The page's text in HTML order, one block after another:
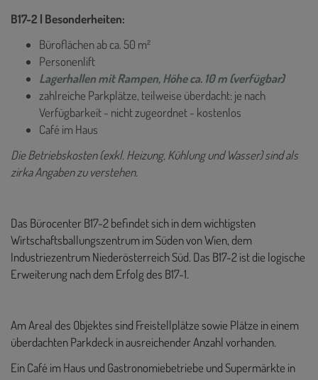
B17-2 | Besonderheiten:
Büroflächen ab ca. 50 m²
Personenlift
Lagerhallen mit Rampen, Höhe ca. 10 m (verfügbar)
zahlreiche Parkplätze, teilweise überdacht: je nach
Verfügbarkeit - nicht zugeordnet - kostenlos
Café im Haus
Die Betriebskosten (exkl. Heizung, Kühlung und Wasser) sind als
zirka Angaben zu verstehen.
Das Bürocenter B17-2 befindet sich in dem wichtigsten
Wirtschaftsballungszentrum im Süden von Wien, dem
Industriezentrum Niederösterreich Süd. Das B17-2 ist die logische
Erweiterung nach dem Erfolg des B17-1.
Am Areal des Objektes sind Freistellplätze sowie Plätze in einem
überdachten Parkdeck in ausreichender Anzahl vorhanden.
Ein Café im Haus und Gastronomiebetriebe und Supermärkte in